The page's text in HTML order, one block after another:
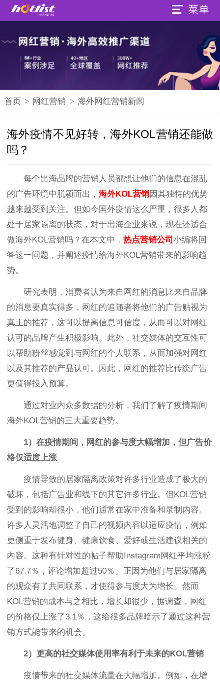
首页 > 网红营销 > 海外网红营销新闻
海外疫情不见好转，海外KOL营销还能做
吗？
每个出海品牌的营销人员都想让他们的信息在混乱
的广告环境中脱颖而出， 海外KOL营销因其独特的优势
越来越受到关注。但如今国外疫情这么严重，很多人都
处于居家隔离的状态，对于出海企业来说，现在还适合
做海外KOL营销吗？在本文中， 热点营销公司 小编将回
答这一问题，并阐述疫情给海外KOL营销带来的影响趋
势。
研究表明，消费者认为来自网红的消息比来自品牌
的消息要真实得多，网红的追随者将他们的广告贴视为
真正的推荐，这可以提高信息可信度，从而可以对网红
认可的品牌产生积极影响。此外，社交媒体的交互性可
以帮助粉丝感觉到与网红的个人联系，从而加强对网红
以及其推荐的产品认可。因此，网红的推荐比传统广告
更值得投入预算。
通过对业内众多数据的分析，我们了解了疫情期间
海外KOL营销的三大重要趋势。
1）在疫情期间，网红的参与度大幅增加，但广告价
格仅适度上涨
疫情导致的居家隔离政策对许多行业造成了极大的
破坏，包括广告业和线下的其它许多行业。但KOL营销
受到的影响却很小，他们通常在家中准备和录制内容。
许多人灵活地调整了自己的视频内容以适应疫情，例如
更侧重于发布健身、健康饮食、爱好或生活建议相关的
内容。这种有针对性的帖子帮助Instagram网红平均涨粉
了67.7％，评论增加超过50％。正因为他们与居家隔离
的观众有了共同联系，才使得参与度大为增长。然而
KOL营销的成本与之相比，增长却很少，据调查，网红
的价格仅上涨了3.1％，这给很多品牌暗示了通过这种营
销方式能带来的机会。
2）更高的社交媒体使用率有利于未来的KOL营销
疫情带来的社交媒体流量在大幅增加。例如，在增